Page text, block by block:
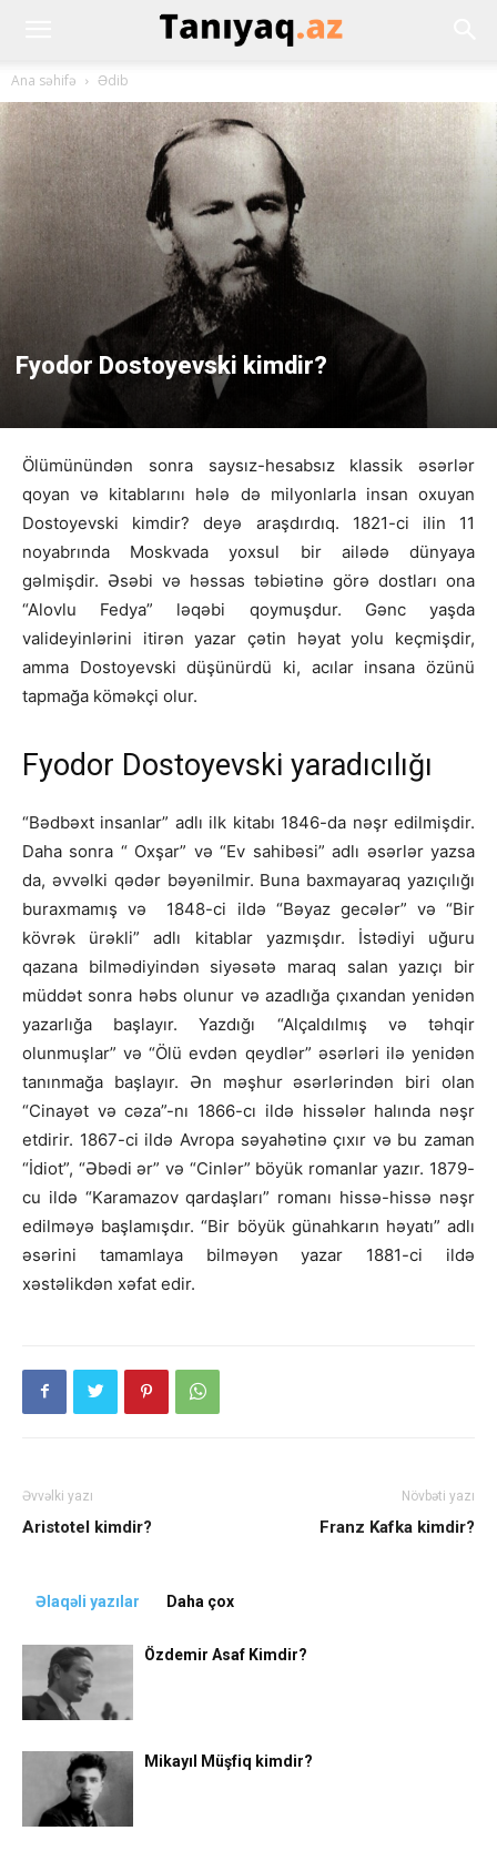
Ana səhifə Ədib
Fyodor Dostoyevski kimdir?
Ölümünündən sonra saysız-hesabsız klassik əsərlər
qoyan və kitablarını hələ də milyonlarla insan oxuyan
Dostoyevski kimdir? deyə araşdırdıq. 1821-ci ilin 11
noyabrında Moskvada yoxsul bir ailədə dünyaya
gəlmişdir. Əsəbi və həssas təbiətinə görə dostları ona
“Alovlu Fedya” ləqəbi qoymuşdur. Gənc yaşda
valideyinlərini itirən yazar çətin həyat yolu keçmişdir,
amma Dostoyevski düşünürdü ki, acılar insana özünü
tapmağa köməkçi olur.
Fyodor Dostoyevski yaradıcılığı
“Bədbəxt insanlar” adlı ilk kitabı 1846-da nəşr edilmişdir.
Daha sonra “ Oxşar” və “Ev sahibəsi” adlı əsərlər yazsa
da, əvvəlki qədər bəyənilmir. Buna baxmayaraq yazıçılığı
buraxmamış və 1848-ci ildə “Bəyaz gecələr” və “Bir
kövrək ürəkli” adlı kitablar yazmışdır. İstədiyi uğuru
qazana bilmədiyindən siyəsətə maraq salan yazıçı bir
müddət sonra həbs olunur və azadlığa çıxandan yenidən
yazarlığa başlayır. Yazdığı “Alçaldılmış və təhqir
olunmuşlar” və “Ölü evdən qeydlər” əsərləri ilə yenidən
tanınmağa başlayır. Ən məşhur əsərlərindən biri olan
“Cinayət və cəza”-nı 1866-cı ildə hissələr halında nəşr
etdirir. 1867-ci ildə Avropa səyahətinə çıxır və bu zaman
“İdiot”, “Əbədi ər” və “Cinlər” böyük romanlar yazır. 1879-
cu ildə “Karamazov qardaşları” romanı hissə-hissə nəşr
edilməyə başlamışdır. “Bir böyük günahkarın həyatı” adlı
əsərini tamamlaya bilməyən yazar 1881-ci ildə
xəstəlikdən xəfat edir.
Əvvəlki yazı
Aristotel kimdir?
Növbəti yazı
Franz Kafka kimdir?
Əlaqəli yazılar Daha çox
Özdemir Asaf Kimdir?
Mikayıl Müşfiq kimdir?